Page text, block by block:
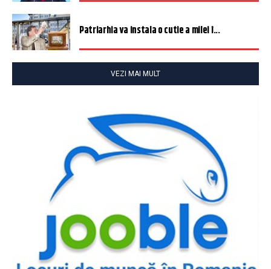
Patriarhia va instala o cutie a milei î...
VEZI MAI MULT